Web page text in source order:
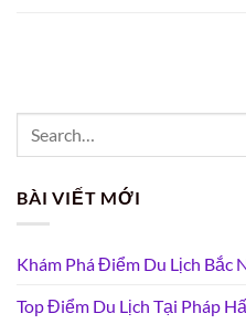
BÀI VIẾT MỚI
Khám Phá Điểm Du Lịch Bắc
Top Điểm Du Lịch Tại Pháp